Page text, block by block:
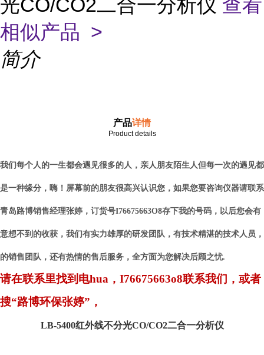
光CO/CO2二合一分析仪 查看
相似产品 >
简介
产品详情
Product details
我们每个人的一生都会遇见很多的人，亲人朋友陌生人但每一次的遇见都
是一种缘分，嗨！屏幕前的朋友很高兴认识您， 如果您要咨询仪器请联系
青岛路博销售经理张婷，订货号I76675663O8存下我的号码，以后您会有
意想不到的收获，我们有实力雄厚的研发团队，有技术精湛的技术人员，
的销售团队，还有热情的售后服务，全方面为您解决后顾之忧.
请在联系里找到电hua，I76675663o8联系我们，或者
搜“路博环保张婷”，
LB-5400红外线不分光CO/CO2二合一分析仪